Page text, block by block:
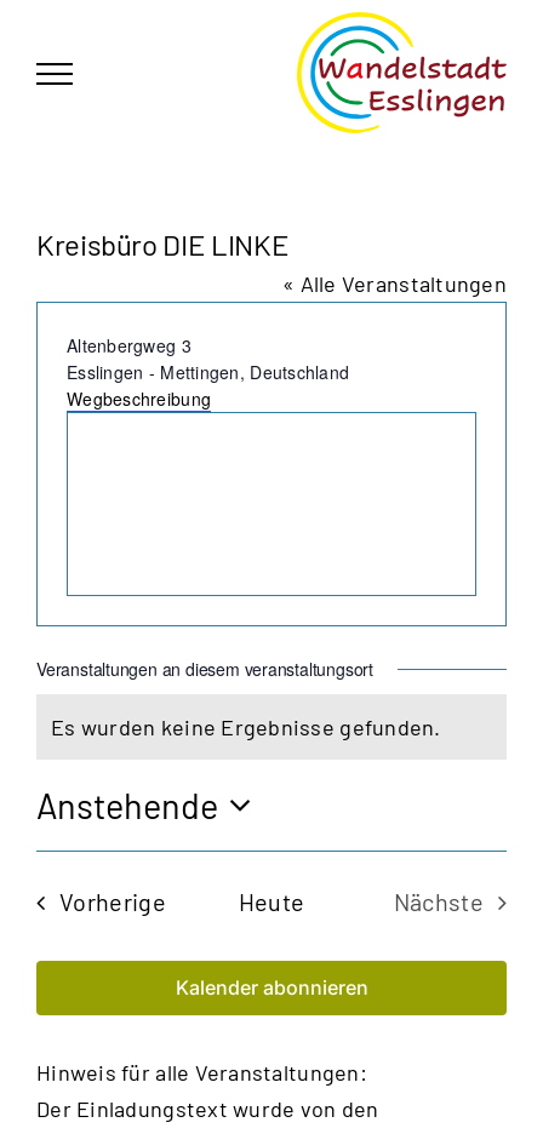
springen
Kreisbüro DIE LINKE
« Alle Veranstaltungen
Adresse
Altenbergweg 3
Esslingen - Mettingen, Deutschland
Wegbeschreibung
Veranstaltungen an diesem veranstaltungsort
Hinweis
Es wurden keine Ergebnisse gefunden.
Anstehende
Datum
VorherigeVeranstaltungen
Heute
Nächste
Kalender abonnieren
Hinweis für alle Veranstaltungen:
Der Einladungstext wurde von den